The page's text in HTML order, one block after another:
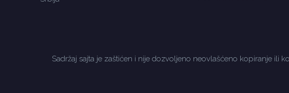
Sadržaj sajta je zaštićen i nije dozvoljeno neovlašćeno kopiranje ili